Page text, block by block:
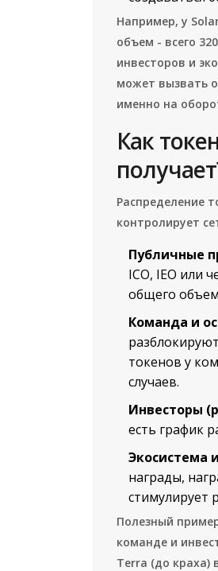
Например, у
объем - всего
инвесторов и
может вызвать
именно на
Как
Распределение
контролирует
Публичные
ICO, IEO или
общего
Команда и
токенов у
случаев.
Инвесторы
есть график
Экосистема
награды,
стимулирует
Полезный
команде и
Terra (до краха)